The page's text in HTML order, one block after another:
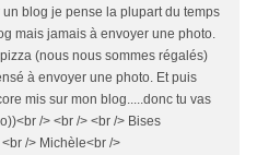
blog je pense la plupart du temps
mais jamais à envoyer une photo.
(nous nous sommes régalés)
à envoyer une photo. Et puis
mis sur mon blog.....donc tu vas
/> <br /> <br /> Bises
/> Michèle<br />